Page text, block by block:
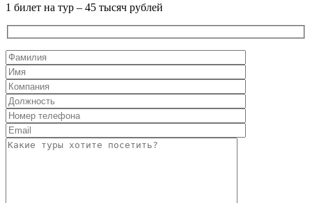
1 билет на тур – 45 тысяч рублей